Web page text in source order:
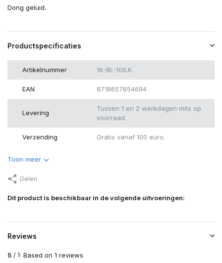
Dong geluid.
Productspecificaties
Artikelnummer 16-BL-106.K
EAN 8718657854694
Levering
Tussen 1 en 2 werkdagen mits op
voorraad.
Verzending Gratis vanaf 100 euro.
Toon meer
Delen
Dit product is beschikbaar in de volgende uitvoeringen:
Reviews
5 / 5 Based on 1 reviews